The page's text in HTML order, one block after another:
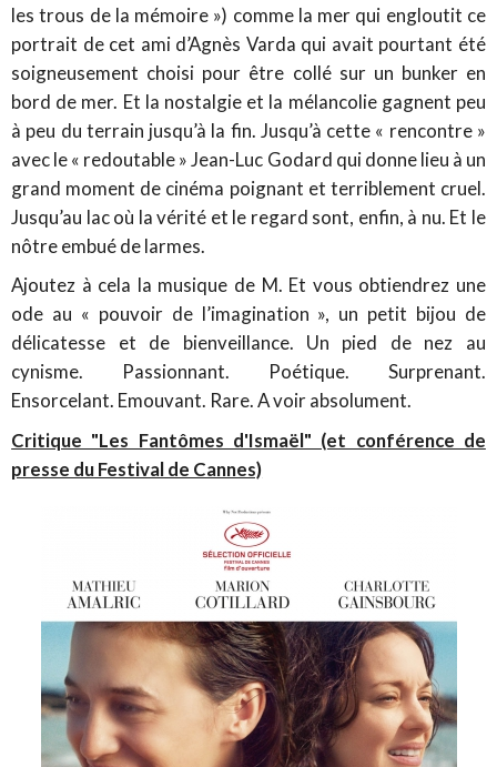
les trous de la mémoire ») comme la mer qui engloutit ce
portrait de cet ami d’Agnès Varda qui avait pourtant été
soigneusement choisi pour être collé sur un bunker en
bord de mer. Et la nostalgie et la mélancolie gagnent peu
à peu du terrain jusqu’à la fin. Jusqu’à cette « rencontre »
avec le « redoutable » Jean-Luc Godard qui donne lieu à un
grand moment de cinéma poignant et terriblement cruel.
Jusqu’au lac où la vérité et le regard sont, enfin, à nu. Et le
nôtre embué de larmes.
Ajoutez à cela la musique de M. Et vous obtiendrez une
ode au « pouvoir de l’imagination », un petit bijou de
délicatesse et de bienveillance. Un pied de nez au
cynisme. Passionnant. Poétique. Surprenant.
Ensorcelant. Emouvant. Rare. A voir absolument.
Critique "Les Fantômes d'Ismaël" (et conférence de
presse du Festival de Cannes)